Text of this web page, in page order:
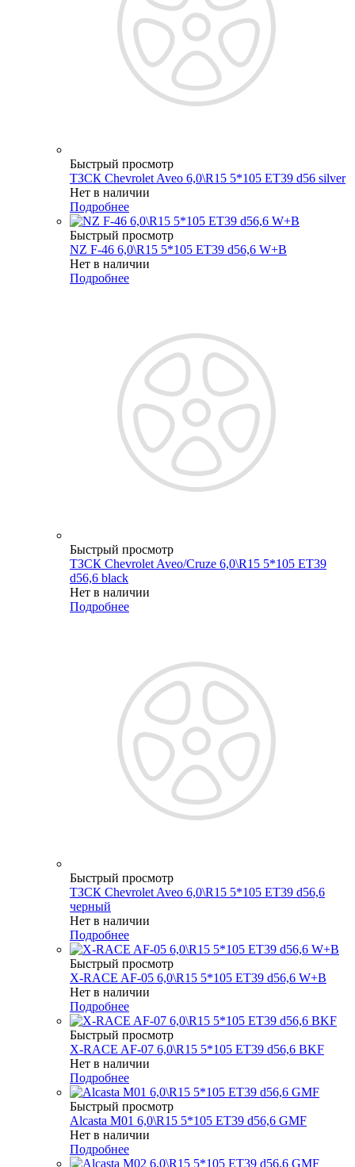
Быстрый просмотр
ТЗСК Chevrolet Aveo 6,0\R15 5*105 ET39 d56 silver
Нет в наличии
Подробнее
Быстрый просмотр
NZ F-46 6,0\R15 5*105 ET39 d56,6 W+B
Нет в наличии
Подробнее
Быстрый просмотр
ТЗСК Chevrolet Aveo/Cruze 6,0\R15 5*105 ET39
d56,6 black
Нет в наличии
Подробнее
Быстрый просмотр
ТЗСК Chevrolet Aveo 6,0\R15 5*105 ET39 d56,6
черный
Нет в наличии
Подробнее
Быстрый просмотр
X-RACE AF-05 6,0\R15 5*105 ET39 d56,6 W+B
Нет в наличии
Подробнее
Быстрый просмотр
X-RACE AF-07 6,0\R15 5*105 ET39 d56,6 BKF
Нет в наличии
Подробнее
Быстрый просмотр
Alcasta M01 6,0\R15 5*105 ET39 d56,6 GMF
Нет в наличии
Подробнее